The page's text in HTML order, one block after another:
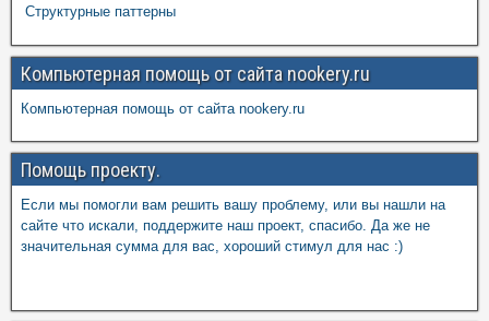
Структурные паттерны
Компьютерная помощь от сайта nookery.ru
Компьютерная помощь от сайта nookery.ru
Помощь проекту.
Если мы помогли вам решить вашу проблему, или вы нашли на
сайте что искали, поддержите наш проект, спасибо. Да же не
значительная сумма для вас, хороший стимул для нас :)